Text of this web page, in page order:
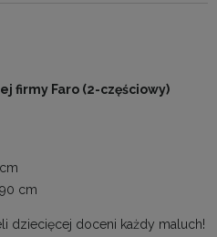
firmy Faro (2-częściowy)
cm
dziecięcej doceni każdy maluch!